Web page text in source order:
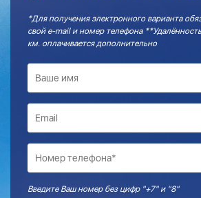
*Для получения электронного варианта обязательно укажите
свой e-mail и номер телефона
км. оплачивается дополнительно
Введите Ваш номер без цифр "+7" и "8"